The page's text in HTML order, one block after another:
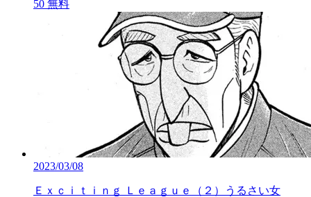
50 無料
2023/03/08
Ｅｘｃｉｔｉｎｇ Ｌｅａｇｕｅ（２）うるさい女